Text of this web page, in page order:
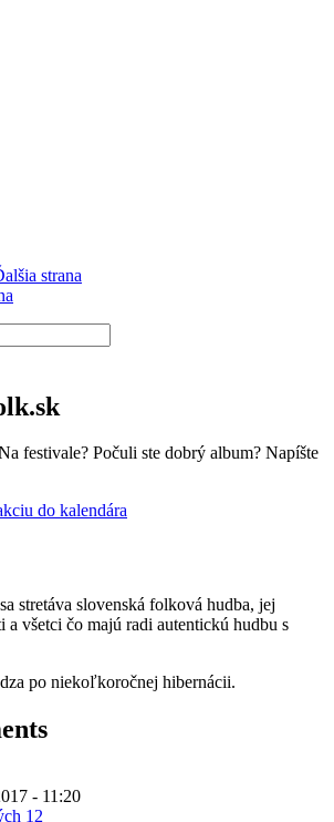
strana
festivale? Počuli ste dobrý album? Napíšte
do kalendára
stretáva slovenská folková hudba, jej
a všetci čo majú radi autentickú hudbu s
po niekoľkoročnej hibernácii.
- 11:20
12